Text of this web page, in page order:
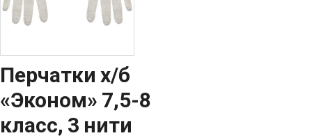
Перчатки х/б
«Эконом» 7,5-8
класс, 3 нити